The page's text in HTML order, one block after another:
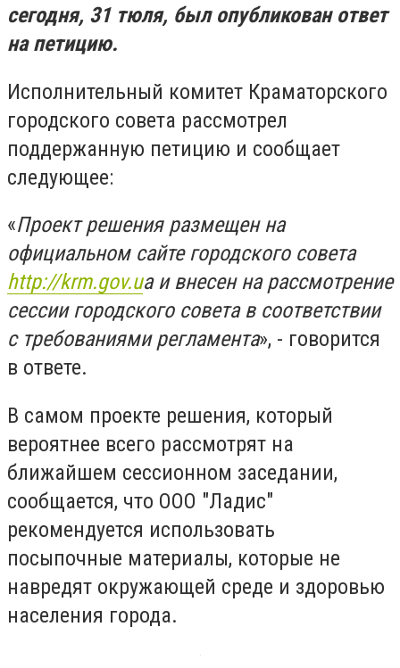
сегодня, 31 тюля, был опубликован ответ
на петицию.
Исполнительный комитет Краматорского
городского совета рассмотрел
поддержанную петицию и сообщает
следующее:
«Проект решения размещен на
официальном сайте городского совета
http://krm.gov.ua и внесен на рассмотрение
сессии городского совета в соответствии
с требованиями регламента», - говорится
в ответе.
В самом проекте решения, который
вероятнее всего рассмотрят на
ближайшем сессионном заседании,
сообщается, что ООО "Ладис"
рекомендуется использовать
посыпочные материалы, которые не
навредят окружающей среде и здоровью
населения города.